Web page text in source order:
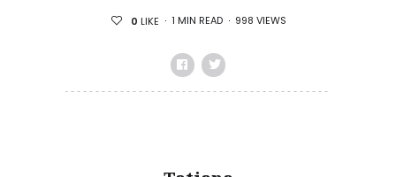
0 LIKE 1 MIN READ 998 VIEWS